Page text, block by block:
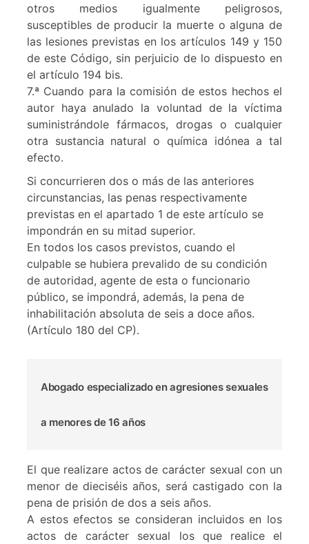
otros medios igualmente peligrosos,
susceptibles de producir la muerte o alguna de
las lesiones previstas en los artículos 149 y 150
de este Código, sin perjuicio de lo dispuesto en
el artículo 194 bis.
7.ª Cuando para la comisión de estos hechos el
autor haya anulado la voluntad de la víctima
suministrándole fármacos, drogas o cualquier
otra sustancia natural o química idónea a tal
efecto.
Si concurrieren dos o más de las anteriores
circunstancias, las penas respectivamente
previstas en el apartado 1 de este artículo se
impondrán en su mitad superior.
En todos los casos previstos, cuando el
culpable se hubiera prevalido de su condición
de autoridad, agente de esta o funcionario
público, se impondrá, además, la pena de
inhabilitación absoluta de seis a doce años.
(Artículo 180 del CP).
Abogado especializado en agresiones sexuales
a menores de 16 años
El que realizare actos de carácter sexual con un
menor de dieciséis años, será castigado con la
pena de prisión de dos a seis años.
A estos efectos se consideran incluidos en los
actos de carácter sexual los que realice el